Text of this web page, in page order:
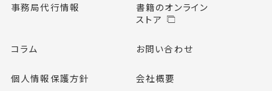
事務局代行情報
書籍のオンライン
ストア
コラム お問い合わせ
個人情報保護方針 会社概要